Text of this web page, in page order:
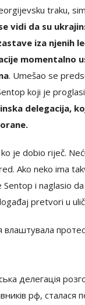
traku,
vidi da su
iza njenih
momentalno
. Umešao se
koji je
delegacija,
je dobio riječ.
Ako neko ima
i naglasio
pretvori u
влаштувала
делегація
рф, сталася